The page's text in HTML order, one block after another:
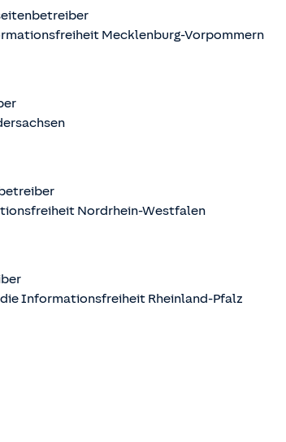
Mecklenburg-Vorpommern
Nordrhein-Westfalen
Informationsfreiheit Rheinland-Pfalz